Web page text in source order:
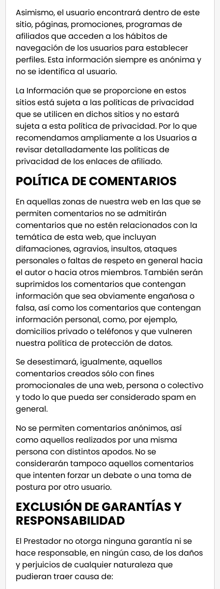
Asimismo, el usuario encontrará dentro de este
sitio, páginas, promociones, programas de
afiliados que acceden a los hábitos de
navegación de los usuarios para establecer
perfiles. Esta información siempre es anónima y
no se identifica al usuario.
La Información que se proporcione en estos
sitios está sujeta a las políticas de privacidad
que se utilicen en dichos sitios y no estará
sujeta a esta política de privacidad. Por lo que
recomendamos ampliamente a los Usuarios a
revisar detalladamente las políticas de
privacidad de los enlaces de afiliado.
POLÍTICA DE COMENTARIOS
En aquellas zonas de nuestra web en las que se
permiten comentarios no se admitirán
comentarios que no estén relacionados con la
temática de esta web, que incluyan
difamaciones, agravios, insultos, ataques
personales o faltas de respeto en general hacia
el autor o hacia otros miembros. También serán
suprimidos los comentarios que contengan
información que sea obviamente engañosa o
falsa, así como los comentarios que contengan
información personal, como, por ejemplo,
domicilios privado o teléfonos y que vulneren
nuestra política de protección de datos.
Se desestimará, igualmente, aquellos
comentarios creados sólo con fines
promocionales de una web, persona o colectivo
y todo lo que pueda ser considerado spam en
general.
No se permiten comentarios anónimos, así
como aquellos realizados por una misma
persona con distintos apodos. No se
considerarán tampoco aquellos comentarios
que intenten forzar un debate o una toma de
postura por otro usuario.
EXCLUSIÓN DE GARANTÍAS Y
RESPONSABILIDAD
El Prestador no otorga ninguna garantía ni se
hace responsable, en ningún caso, de los daños
y perjuicios de cualquier naturaleza que
pudieran traer causa de: